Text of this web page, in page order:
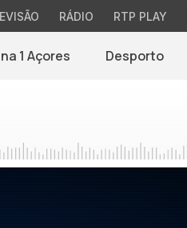
RÁDIO RTP PLAY
1 Açores Desporto